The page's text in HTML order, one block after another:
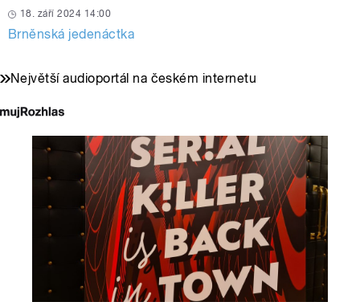
18. září 2024 14:00
Brněnská jedenáctka
Největší audioportál na českém internetu